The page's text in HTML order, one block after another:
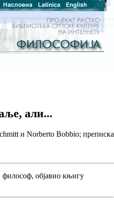
али...
и Norberto Bobbio; преписка
објавио књигу